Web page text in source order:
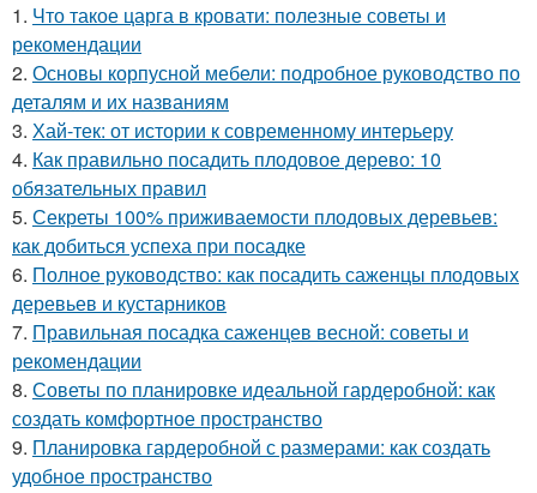
1. Что такое царга в кровати: полезные советы и
рекомендации
2. Основы корпусной мебели: подробное руководство по
деталям и их названиям
3. Хай-тек: от истории к современному интерьеру
4. Как правильно посадить плодовое дерево: 10
обязательных правил
5. Секреты 100% приживаемости плодовых деревьев:
как добиться успеха при посадке
6. Полное руководство: как посадить саженцы плодовых
деревьев и кустарников
7. Правильная посадка саженцев весной: советы и
рекомендации
8. Советы по планировке идеальной гардеробной: как
создать комфортное пространство
9. Планировка гардеробной с размерами: как создать
удобное пространство